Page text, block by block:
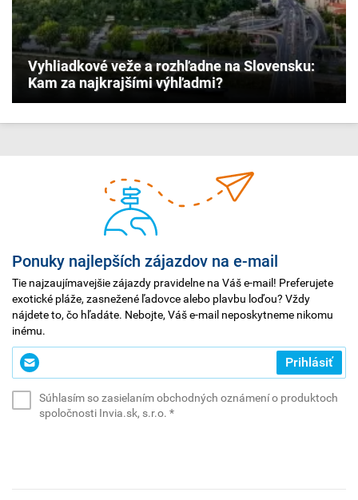
Vyhliadkové veže a rozhľadne na Slovensku:
Kam za najkrajšími výhľadmi?
Ponuky najlepších zájazdov na e-mail
Tie najzaujímavejšie zájazdy pravidelne na Váš e-mail! Preferujete
exotické pláže, zasnežené ľadovce alebo plavbu loďou? Vždy
nájdete to, čo hľadáte. Nebojte, Váš e-mail neposkytneme nikomu
inému.
Zadajte
svoj
Prihlásiť
Súhlasím so zasielaním obchodných oznámení o produktoch
spoločnosti Invia.sk, s.r.o. *(povinné)